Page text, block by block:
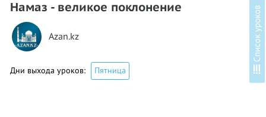
Намаз - великое поклонение
Azan.kz
Дни выхода уроков: Пятница
в